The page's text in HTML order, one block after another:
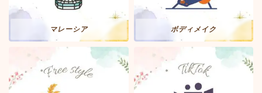
マレーシア ボディメイク